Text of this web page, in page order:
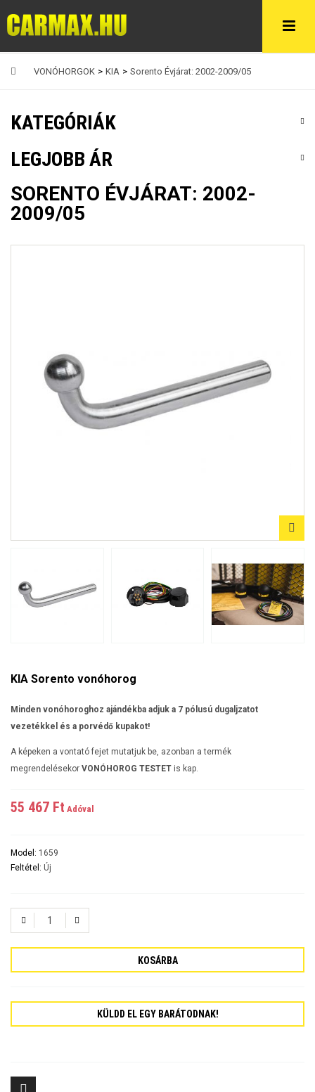
VONÓHORGOK > KIA > Sorento Évjárat: 2002-2009/05
KATEGÓRIÁK
LEGJOBB ÁR
SORENTO ÉVJÁRAT: 2002-
2009/05
KIA Sorento vonóhorog
Minden vonóhoroghoz ajándékba adjuk a 7 pólusú dugaljzatot
vezetékkel és a porvédő kupakot!
A képeken a vontató fejet mutatjuk be, azonban a termék
megrendelésekor VONÓHOROG TESTET is kap.
55 467 Ft‎ Adóval
Model: 1659
Feltétel: Új
KOSÁRBA
KÜLDD EL EGY BARÁTODNAK!